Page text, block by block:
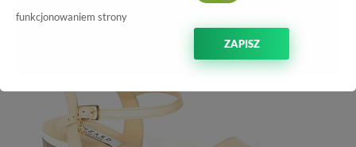
funkcjonowaniem strony
ZAPISZ